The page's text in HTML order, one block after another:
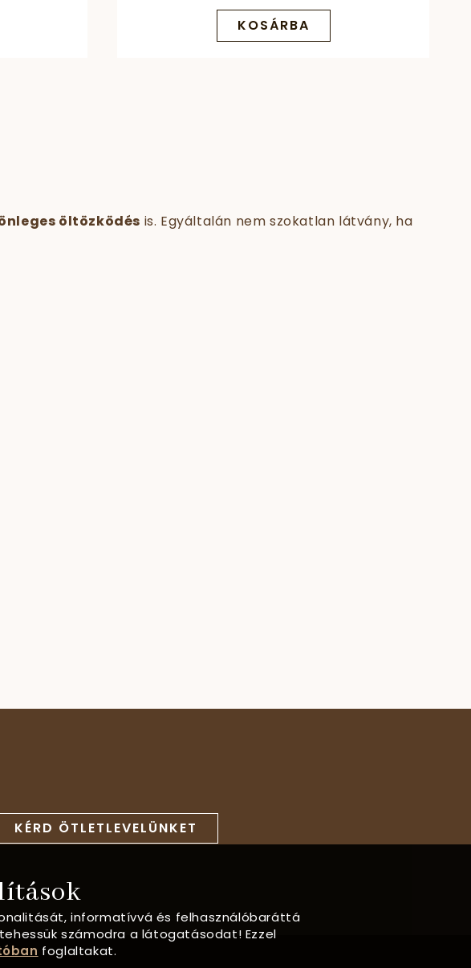
KOSÁRBA
öltözködés is. Egyáltalán nem szokatlan látvány, ha
KÉRD ÖTLETLEVELÜNKET
informatívvá és felhasználóbaráttá
számodra a látogatásodat! Ezzel
foglaltakat.